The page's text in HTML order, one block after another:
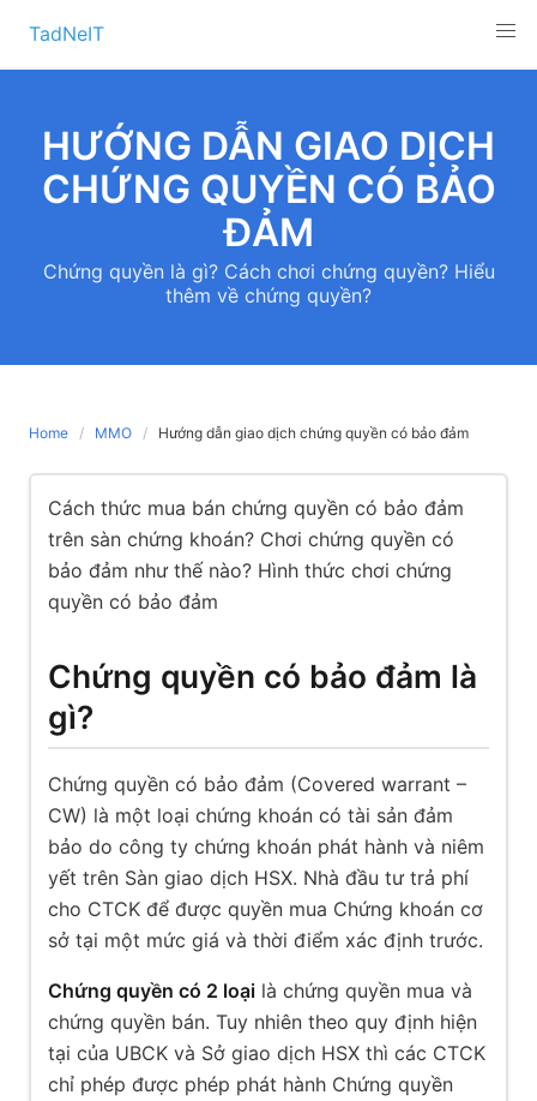
content
TadNeIT
HƯỚNG DẪN GIAO DỊCH
CHỨNG QUYỀN CÓ BẢO
ĐẢM
Chứng quyền là gì? Cách chơi chứng quyền? Hiểu
thêm về chứng quyền?
Home MMO Hướng dẫn giao dịch chứng quyền có bảo đảm
Cách thức mua bán chứng quyền có bảo đảm
trên sàn chứng khoán? Chơi chứng quyền có
bảo đảm như thế nào? Hình thức chơi chứng
quyền có bảo đảm
Chứng quyền có bảo đảm là
gì?
Chứng quyền có bảo đảm (Covered warrant –
CW) là một loại chứng khoán có tài sản đảm
bảo do công ty chứng khoán phát hành và niêm
yết trên Sàn giao dịch HSX. Nhà đầu tư trả phí
cho CTCK để được quyền mua Chứng khoán cơ
sở tại một mức giá và thời điểm xác định trước.
Chứng quyền có 2 loại là chứng quyền mua và
chứng quyền bán. Tuy nhiên theo quy định hiện
tại của UBCK và Sở giao dịch HSX thì các CTCK
chỉ phép được phép phát hành Chứng quyền